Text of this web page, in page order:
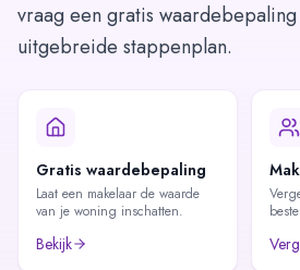
vraag een gratis
uitgebreide stappenplan.
Gratis waardebepaling
Laat een makelaar de waarde
van je woning inschatten.
Bekijk